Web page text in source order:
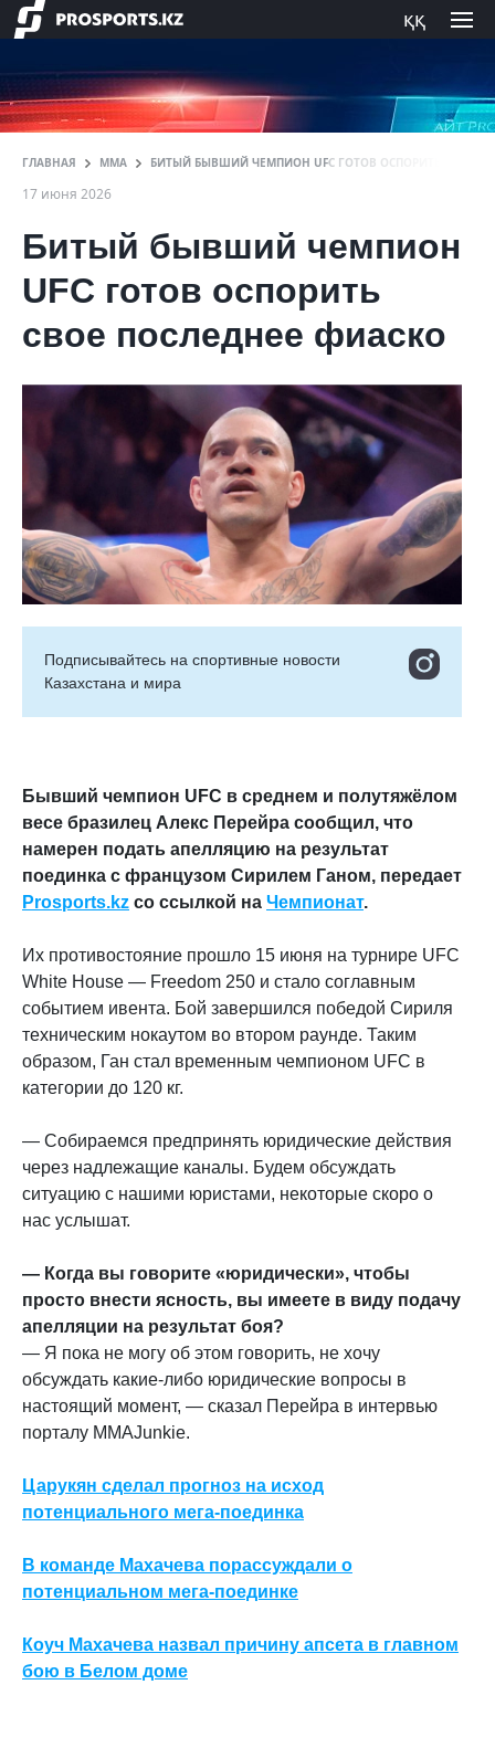
ққ
ГЛАВНАЯ ММА БИТЫЙ БЫВШИЙ ЧЕМПИОН UFC ГОТОВ ОСПОРИТЬ СВОЕ
17 июня 2026
Битый бывший чемпион
UFC готов оспорить
свое последнее фиаско
Подписывайтесь на cпортивные новости
Казахстана и мира
Бывший чемпион UFC в среднем и полутяжёлом
весе бразилец Алекс Перейра сообщил, что
намерен подать апелляцию на результат
поединка с французом Сирилем Ганом, передает
Prosports.kz со ссылкой на Чемпионат.
Их противостояние прошло 15 июня на турнире UFC
White House — Freedom 250 и стало соглавным
событием ивента. Бой завершился победой Сириля
техническим нокаутом во втором раунде. Таким
образом, Ган стал временным чемпионом UFC в
категории до 120 кг.
— Собираемся предпринять юридические действия
через надлежащие каналы. Будем обсуждать
ситуацию с нашими юристами, некоторые скоро о
нас услышат.
— Когда вы говорите «юридически», чтобы
просто внести ясность, вы имеете в виду подачу
апелляции на результат боя?
— Я пока не могу об этом говорить, не хочу
обсуждать какие-либо юридические вопросы в
настоящий момент, — сказал Перейра в интервью
порталу MMAJunkie.
Царукян сделал прогноз на исход
потенциального мега-поединка
В команде Махачева порассуждали о
потенциальном мега-поединке
Коуч Махачева назвал причину апсета в главном
бою в Белом доме